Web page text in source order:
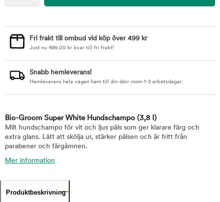
Fri frakt till ombud vid köp över 499 kr
Just nu 499,00 kr kvar till fri frakt!
Snabb hemleverans!
Hemleverans hela vägen hem till din dörr inom 1-3 arbetsdagar.
Bio-Groom Super White Hundschampo (3,8 l)
Milt hundschampo för vit och ljus päls som ger klarare färg och
extra glans. Lätt att skölja ur, stärker pälsen och är fritt från
parabener och färgämnen.
Mer information
Produktbeskrivning